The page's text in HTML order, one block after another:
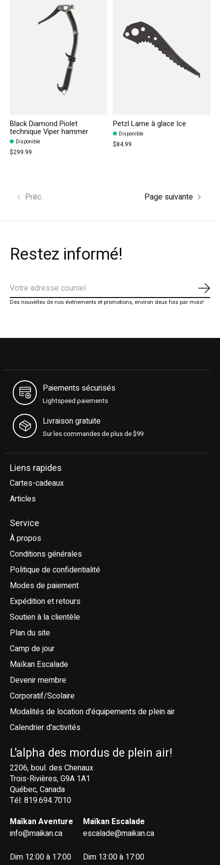
Black Diamond Piolet
technique Viper hammer
Disponible
$299.99
Petzl Lame à glace Ice
Disponible
$84.99
Préc. Page suivante
Restez informé!
Des nouvelles de nos événements et promotions, environ deux fois par mois!
Paiements sécurisés
Lightspeed paiements
Livraison gratuite
Sur les commandes de plus de $99
Liens rapides
Cartes-cadeaux
Articles
Service
À propos
Conditions générales
Politique de confidentialité
Modes de paiement
Expédition et retours
Soutien à la clientèle
Plan du site
Camp de jour
Maïkan Escalade
Devenir membre
Corporatif/Scolaire
Modalités de location d'équipements de plein air
Calendrier d'activités
L'alpha des mordus de plein air!
2206, boul. des Chenaux
Trois-Rivières, G9A 1A1
Québec, Canada
Tél: 819.694.7010
Maïkan Aventure
info@maikan.ca
Dim 12:00 à 17:00
Maïkan Escalade
escalade@maikan.ca
Dim 13:00 à 17:00